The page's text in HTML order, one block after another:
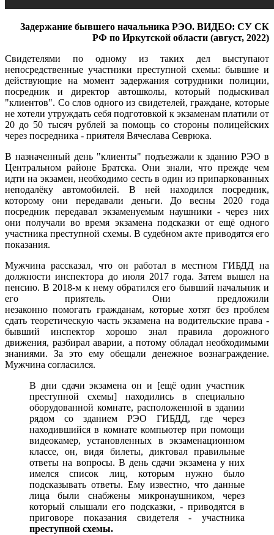
Задержание бывшего начальника РЭО. ВИДЕО: СУ СК
РФ по Иркутской области (август, 2022)
Свидетелями по одному из таких дел выступают
непосредственные участники преступной схемы: бывшие и
действующие на момент задержания сотрудники полиции,
посредник и директор автошколы, который подыскивал
"клиентов". Со слов одного из свидетелей, граждане, которые
не хотели утруждать себя подготовкой к экзаменам платили от
20 до 50 тысяч рублей за помощь со стороны полицейских
через посредника - приятеля Вячеслава Севрюка.
В назначенный день "клиенты" подъезжали к зданию РЭО в
Центральном районе Братска. Они знали, что прежде чем
идти на экзамен, необходимо сесть в один из припаркованных
неподалёку автомобилей. В ней находился посредник,
которому они передавали деньги. До весны 2020 года
посредник передавал экзаменуемым наушники - через них
они получали во время экзамена подсказки от ещё одного
участника преступной схемы. В судебном акте приводятся его
показания.
Мужчина рассказал, что он работал в местном ГИБДД на
должности инспектора до июля 2017 года. Затем вышел на
пенсию. В 2018-м к нему обратился его бывший начальник и
его приятель. Они предложили
незаконно помогать гражданам, которые хотят без проблем
сдать теоретическую часть экзамена на водительские права -
бывший инспектор хорошо знал правила дорожного
движения, разбирал аварии, а потому обладал необходимыми
знаниями. За это ему обещали денежное вознаграждение.
Мужчина согласился.
В дни сдачи экзамена он и [ещё один участник
преступной схемы] находились в специально
оборудованной комнате, расположенной в здании
рядом со зданием РЭО ГИБДД, где через
находившийся в комнате компьютер при помощи
видеокамер, установленных в экзаменационном
классе, он, видя билеты, диктовал правильные
ответы на вопросы. В день сдачи экзамена у них
имелся список лиц, которым нужно было
подсказывать ответы. Ему известно, что данные
лица были снабжены микронаушником, через
который слышали его подсказки, - приводятся в
приговоре показания свидетеля - участника
преступной схемы.